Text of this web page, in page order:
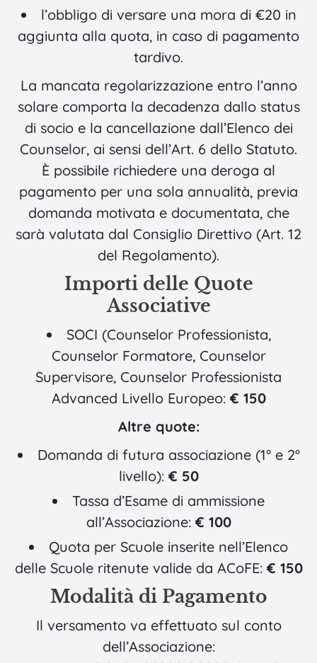
l’obbligo di versare una mora di €20 in
aggiunta alla quota, in caso di pagamento
tardivo.
La mancata regolarizzazione entro l’anno
solare comporta la decadenza dallo status
di socio e la cancellazione dall’Elenco dei
Counselor, ai sensi dell’Art. 6 dello Statuto.
È possibile richiedere una deroga al
pagamento per una sola annualità, previa
domanda motivata e documentata, che
sarà valutata dal Consiglio Direttivo (Art. 12
del Regolamento).
Importi delle Quote
Associative
SOCI (Counselor Professionista,
Counselor Formatore, Counselor
Supervisore, Counselor Professionista
Advanced Livello Europeo: € 150
Altre quote:
Domanda di futura associazione (1° e 2°
livello): € 50
Tassa d’Esame di ammissione
all’Associazione: € 100
Quota per Scuole inserite nell’Elenco
delle Scuole ritenute valide da ACoFE: € 150
Modalità di Pagamento
Il versamento va effettuato sul conto
dell’Associazione: